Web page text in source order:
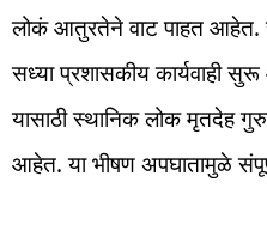
लोकं आतुरतेने वाट पाहत आहेत.
सध्या प्रशासकीय कार्यवाही
यासाठी स्थानिक लोक मृतदेह
आहेत. या भीषण अपघातामुळे